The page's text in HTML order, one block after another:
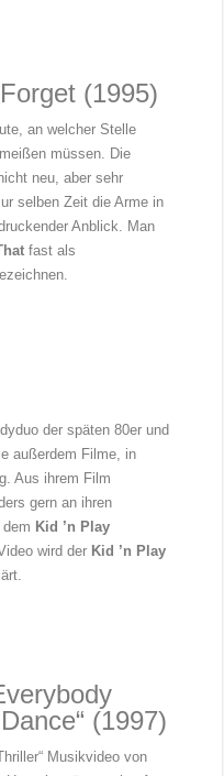
(1995)
an welcher Stelle
müssen. Die
neu, aber sehr
selben Zeit die Arme in
Anblick. Man
fast als
der späten 80er und
außerdem Filme, in
Aus ihrem Film
gern an ihren
dem Kid ’n Play
wird der Kid ’n Play
(1997)
Musikvideo von